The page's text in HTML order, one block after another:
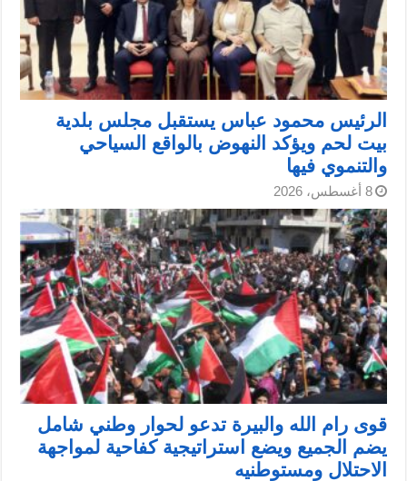
الرئيس محمود عباس يستقبل مجلس بلدية
بيت لحم ويؤكد النهوض بالواقع السياحي
والتنموي فيها
8 أغسطس، 2026
قوى رام الله والبيرة تدعو لحوار وطني شامل
يضم الجميع ويضع استراتيجية كفاحية لمواجهة
الاحتلال ومستوطنيه